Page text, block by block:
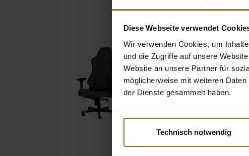
Diese Webseite verwendet
Wir verwenden Cookies, um
und die Zugriffe auf unsere
Website an unsere Partner für
möglicherweise mit weiteren
der Dienste gesammelt haben.
Technisch notwendig
erhöhte
und Komfort
Erhältlich in
dezenten und
Armlehnen
Komfort